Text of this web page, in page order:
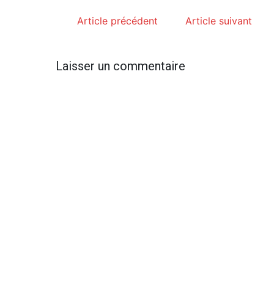
Article précédent Article suivant
Laisser un commentaire